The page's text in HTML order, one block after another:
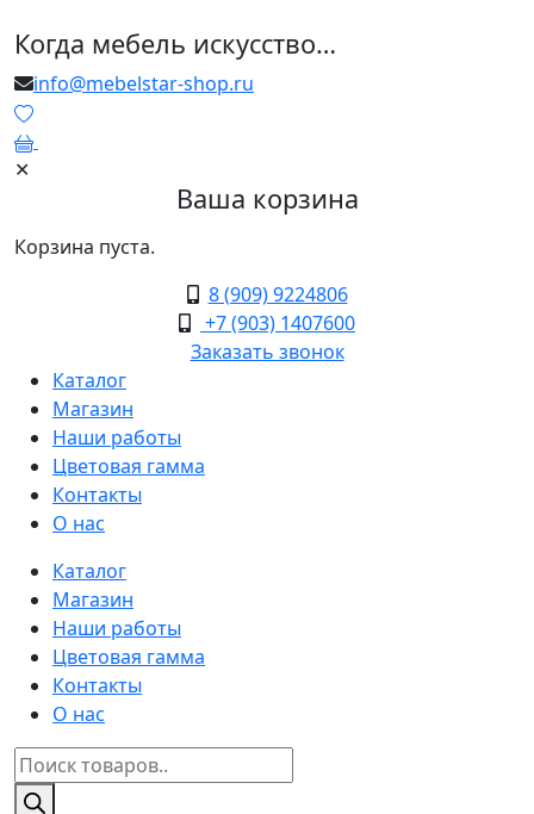
Когда мебель искусство…
info@mebelstar-shop.ru
✕
Ваша корзина
Корзина пуста.
8 (909) 9224806
+7 (903) 1407600
Заказать звонок
Каталог
Магазин
Наши работы
Цветовая гамма
Контакты
О нас
Каталог
Магазин
Наши работы
Цветовая гамма
Контакты
О нас
Поиск
товаров